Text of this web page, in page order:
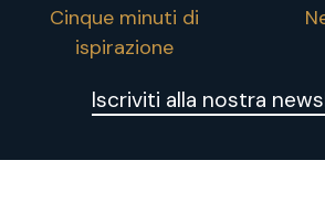
Cinque minuti di
ispirazione
Iscriviti alla nostra